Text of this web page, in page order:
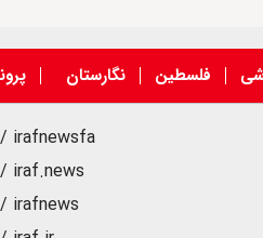
فلسطین نگارستان
/ irafnewsfa
/ iraf.news
/ irafnews